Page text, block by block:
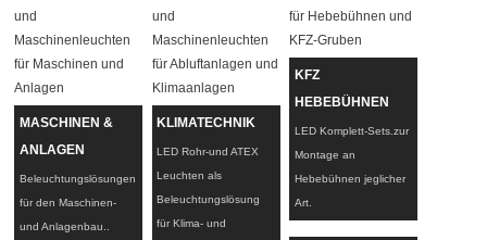
MASCHINEN &
ANLAGEN
Beleuchtungslösungen
für den Maschinen-
und Anlagenbau..
KLIMATECHNIK
LED Rohr-und ATEX
Leuchten als
Beleuchtungslösung
für Klima- und
KFZ
HEBEBÜHNEN
LED Komplett-Sets.zur
Montage an
Hebebühnen jeglicher
Art.